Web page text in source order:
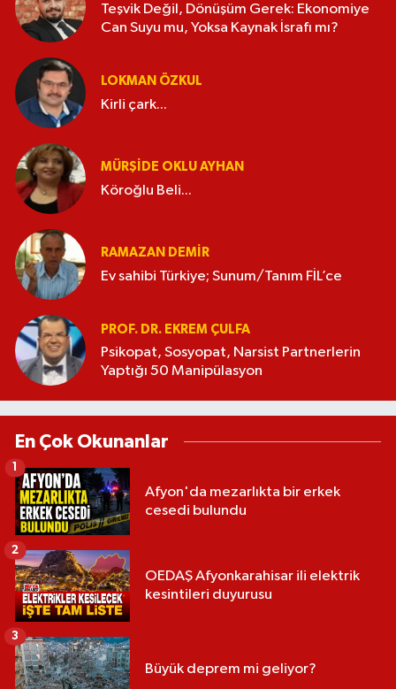
Teşvik Değil, Dönüşüm Gerek: Ekonomiye
Can Suyu mu, Yoksa Kaynak İsrafı mı?
LOKMAN ÖZKUL
Kirli çark...
MÜRŞIDE OKLU AYHAN
Köroğlu Beli...
RAMAZAN DEMİR
Ev sahibi Türkiye; Sunum/Tanım FİL’ce
PROF. DR. EKREM ÇULFA
Psikopat, Sosyopat, Narsist Partnerlerin
Yaptığı 50 Manipülasyon
En Çok Okunanlar
Afyon'da mezarlıkta bir erkek
cesedi bulundu
1
OEDAŞ Afyonkarahisar ili elektrik
kesintileri duyurusu
2
Büyük deprem mi geliyor?
3